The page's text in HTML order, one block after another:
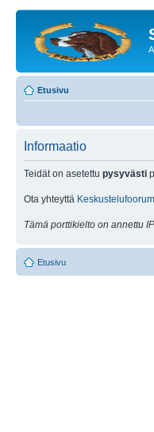
Etusivu
Informaatio
Teidät on asetettu pysyvästi
Ota yhteyttä
Tämä porttikielto on annettu
Etusivu